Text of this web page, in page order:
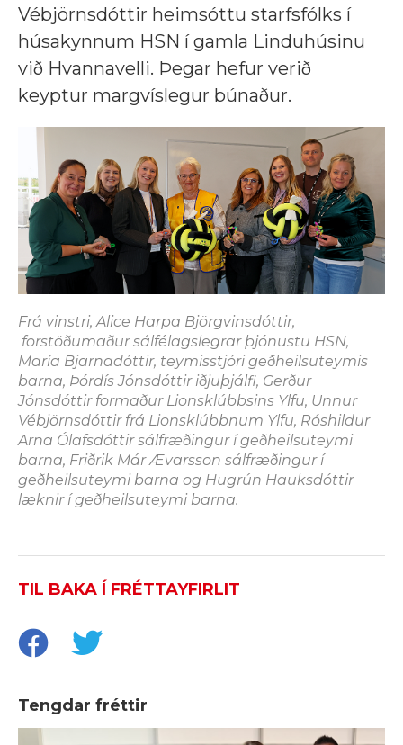
Vébjörnsdóttir heimsóttu starfsfólks í
húsakynnum HSN í gamla Linduhúsinu
við Hvannavelli. Þegar hefur verið
keyptur margvíslegur búnaður.
Frá vinstri, Alice Harpa Björgvinsdóttir,
forstöðumaður sálfélagslegrar þjónustu HSN,
María Bjarnadóttir, teymisstjóri geðheilsuteymis
barna, Þórdís Jónsdóttir iðjuþjálfi, Gerður
Jónsdóttir formaður Lionsklúbbsins Ylfu, Unnur
Vébjörnsdóttir frá Lionsklúbbnum Ylfu, Róshildur
Arna Ólafsdóttir sálfræðingur í geðheilsuteymi
barna, Friðrik Már Ævarsson sálfræðingur í
geðheilsuteymi barna og Hugrún Hauksdóttir
læknir í geðheilsuteymi barna.
TIL BAKA Í FRÉTTAYFIRLIT
Tengdar fréttir